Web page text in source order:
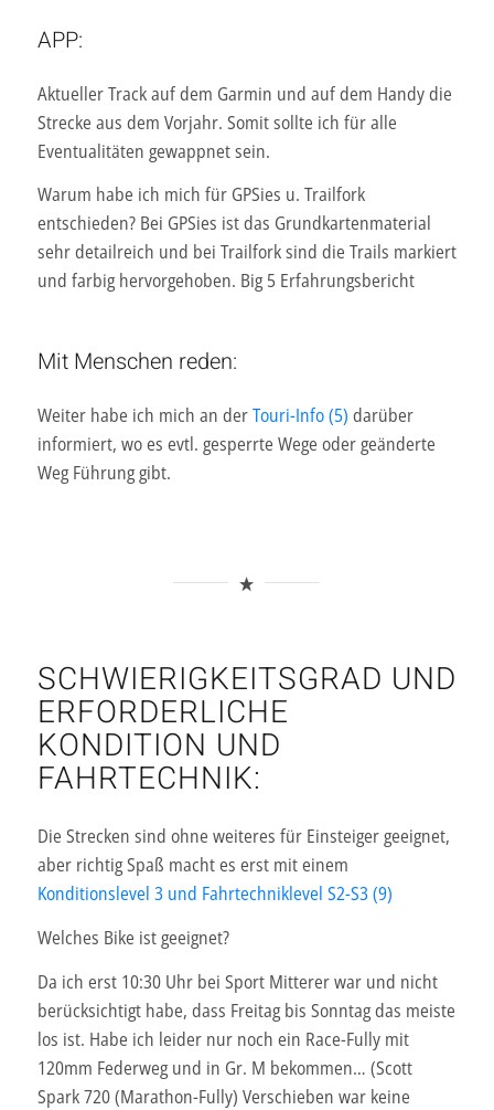
APP:
Aktueller Track auf dem Garmin und auf dem Handy die
Strecke aus dem Vorjahr. Somit sollte ich für alle
Eventualitäten gewappnet sein.
Warum habe ich mich für GPSies u. Trailfork
entschieden? Bei GPSies ist das Grundkartenmaterial
sehr detailreich und bei Trailfork sind die Trails markiert
und farbig hervorgehoben. Big 5 Erfahrungsbericht
Mit Menschen reden:
Weiter habe ich mich an derTouri-Info (5) darüber
informiert, wo es evtl. gesperrte Wege oder geänderte
Weg Führung gibt.
SCHWIERIGKEITSGRAD UND
ERFORDERLICHE
KONDITION UND
FAHRTECHNIK:
Die Strecken sind ohne weiteres für Einsteiger geeignet,
aber richtig Spaß macht es erst mit einem
Konditionslevel 3 und Fahrtechniklevel S2-S3 (9)
Welches Bike ist geeignet?
Da ich erst 10:30 Uhr bei Sport Mitterer war und nicht
berücksichtigt habe, dass Freitag bis Sonntag das meiste
los ist. Habe ich leider nur noch ein Race-Fully mit
120mm Federweg und in Gr. M bekommen… (Scott
Spark 720 (Marathon-Fully) Verschieben war keine